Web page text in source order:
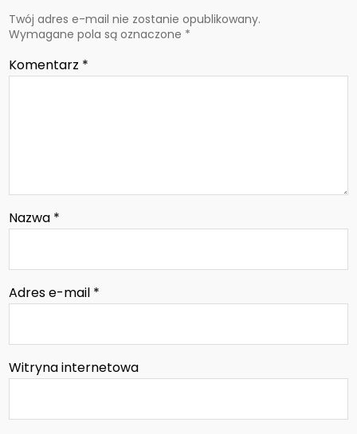
Twój adres e-mail nie zostanie opublikowany.
Wymagane pola są oznaczone *
Komentarz *
Nazwa *
Adres e-mail *
Witryna internetowa